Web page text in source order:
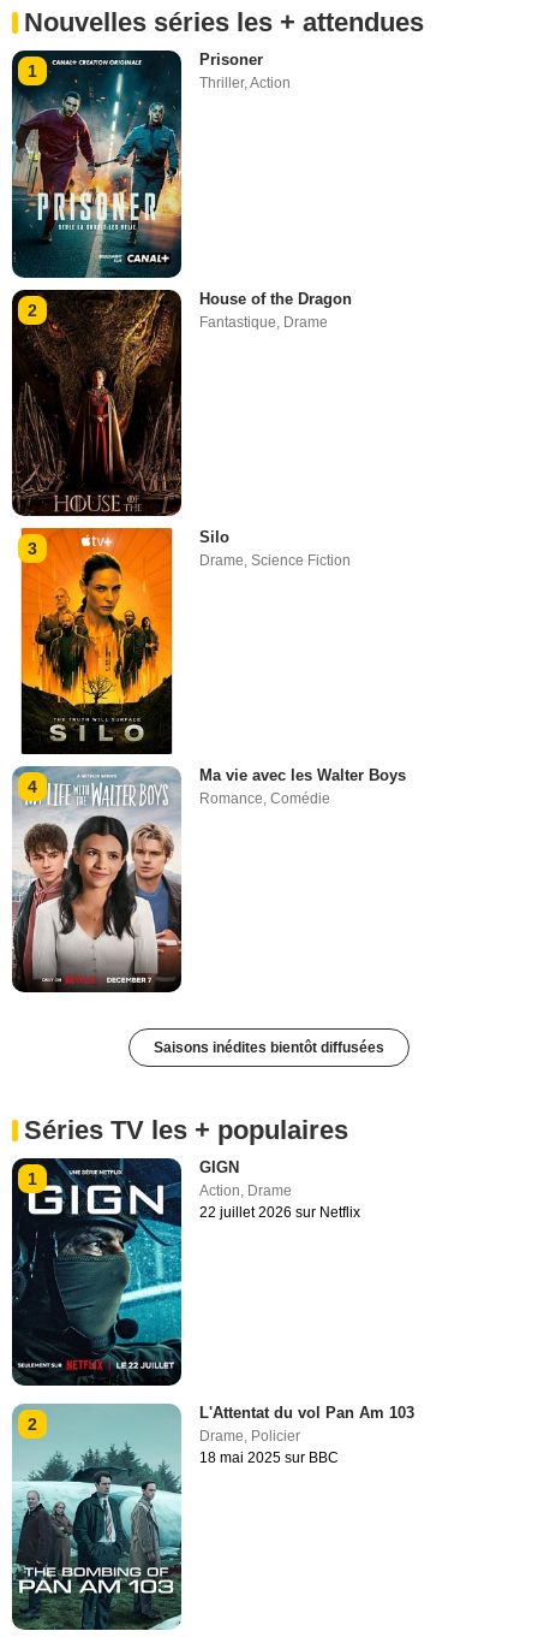
Nouvelles séries les + attendues
1
Prisoner
Thriller,Action
2
House of the Dragon
Fantastique Drame
3
Silo
Drame,Science Fiction
4
Ma vie avec les Walter Boys
Romance,Comédie
Saisons inédites bientôt diffusées
Séries TV les + populaires
1
GIGN
Action, Drame
22 juillet 2026 sur Netflix
2
L'Attentat du vol Pan Am 103
Drame Policier
18 mai 2025 sur BBC